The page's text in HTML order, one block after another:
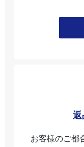
返
お客様のご都